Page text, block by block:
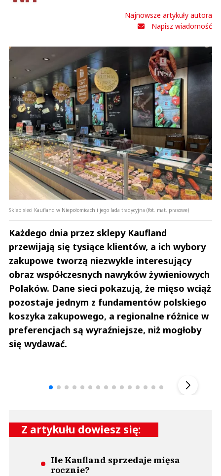
Najnowsze artykuły autora
Napisz wiadomość
Sklep sieci Kaufland w Niepołomicach i jego lada tradycyjna (fot. mat. prasowe)
Każdego dnia przez sklepy Kaufland
przewijają się tysiące klientów, a ich wybory
zakupowe tworzą niezwykle interesujący
obraz współczesnych nawyków żywieniowych
Polaków. Dane sieci pokazują, że mięso wciąż
pozostaje jednym z fundamentów polskiego
koszyka zakupowego, a regionalne różnice w
preferencjach są wyraźniejsze, niż mogłoby
się wydawać.
Z artykułu dowiesz się:
Ile Kaufland sprzedaje mięsa
rocznie?